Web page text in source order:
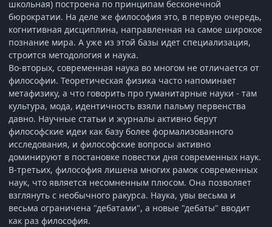
школьная) построена по принципам бесконечной
бюрократии. На деле же философия это, в первую очередь,
когнитивная дисциплина, направленная на самое широкое
познание мира. А уже из этой базы идет специализация,
строится методология и наука.
Во-вторых, современная наука во многом не отличается от
философии. Теоретическая физика часто напоминает
метафизику, а что говорить про гуманитарные науки - там
культура, мода, идентичность взяли пальму первенства
давно. Научные статьи и журналы активно берут
философские идеи как базу более формализованного
исследования, и философские вопросы активно
доминируют в постановке повестки дня современных наук.
В-третьих, философия лишена многих рамок современных
наук, что является несомненным плюсом. Она позволяет
взглянуть с необычного ракурса. Наука, увы весьма и
весьма ограничена "дебатами", а новые "дебаты" вводит
как раз философия.